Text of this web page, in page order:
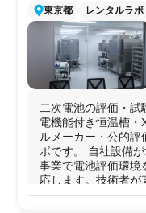
東京都 レンタルラボ
二次電池の評価・
電機能付き恒温槽・
ルメーカー・公的評
ボです。 自社設備
事業で電池評価環境
応します。技術者が